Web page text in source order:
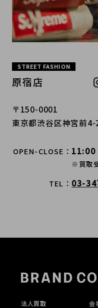
STREET FASHION
原宿店
〒150-0001
東京都渋谷区神宮前
OPEN-CLOSE
※買取
TEL 03-
法人買取 会